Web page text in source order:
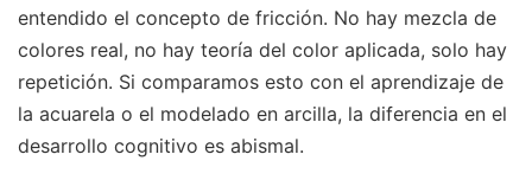
entendido el concepto de fricción. No hay mezcla de
colores real, no hay teoría del color aplicada, solo hay
repetición. Si comparamos esto con el aprendizaje de
la acuarela o el modelado en arcilla, la diferencia en el
desarrollo cognitivo es abismal.